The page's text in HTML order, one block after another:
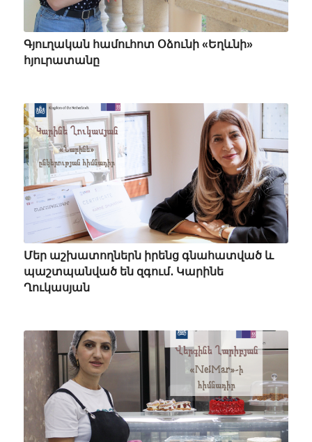
Գյուղական համուհոտ Օձունի «Եղևնի»
հյուրատանը
Մեր աշխատողներն իրենց գնահատված և
պաշտպանված են զգում․ Կարինե
Ղուկասյան